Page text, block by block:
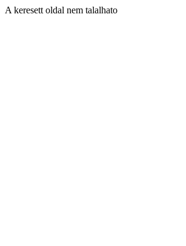
A keresett oldal nem talalhato